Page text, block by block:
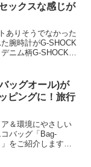
ックスな感じが
ありそうでなかった
た腕時計がG-SHOCK
ニム柄G-SHOCKは
ッグオール)が
ピングに！旅行
＆環境にやさしい
バッグ「Bag-
をご紹介します。